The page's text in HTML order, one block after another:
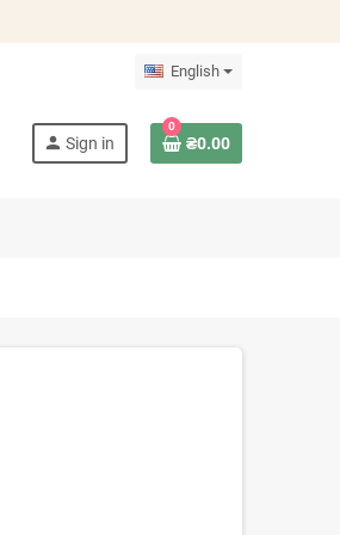
English
person Sign in
0
₴0.00